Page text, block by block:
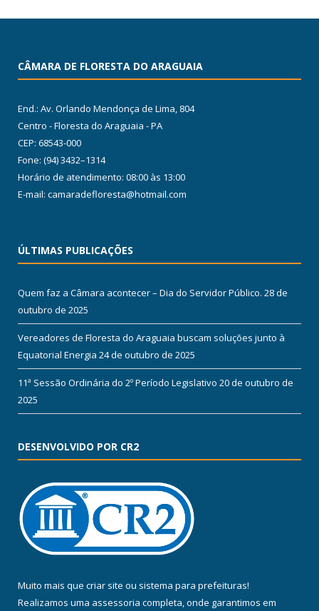
CÂMARA DE FLORESTA DO ARAGUAIA
End.: Av. Orlando Mendonça de Lima, 804
Centro - Floresta do Araguaia - PA
CEP: 68543-000
Fone: (94) 3432–1314
Horário de atendimento: 08:00 às 13:00
E-mail: camaradefloresta@hotmail.com
ÚLTIMAS PUBLICAÇÕES
Quem faz a Câmara acontecer – Dia do Servidor Público. 28 de
outubro de 2025
Vereadores de Floresta do Araguaia buscam soluções junto à
Equatorial Energia 24 de outubro de 2025
11ª Sessão Ordinária do 2º Período Legislativo 20 de outubro de
2025
DESENVOLVIDO POR CR2
Muito mais que criar site ou sistema para prefeituras!
Realizamos uma assessoria completa, onde garantimos em